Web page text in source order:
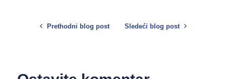
Prethodni blog post Sledeći blog post